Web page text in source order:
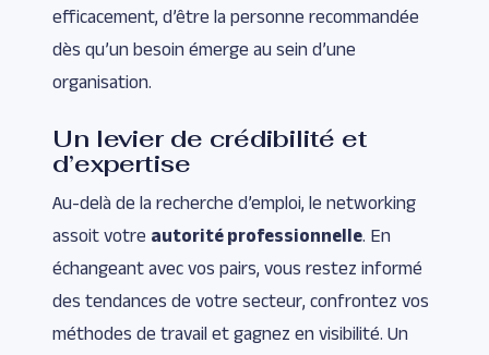
efficacement, d’être la personne recommandée
dès qu’un besoin émerge au sein d’une
organisation.
Un levier de crédibilité et
d’expertise
Au-delà de la recherche d’emploi, le networking
assoit votre autorité professionnelle. En
échangeant avec vos pairs, vous restez informé
des tendances de votre secteur, confrontez vos
méthodes de travail et gagnez en visibilité. Un